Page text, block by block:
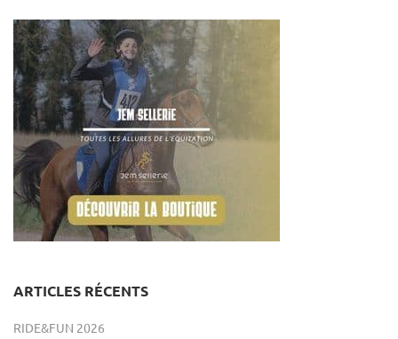
ARTICLES RÉCENTS
RIDE&FUN 2026